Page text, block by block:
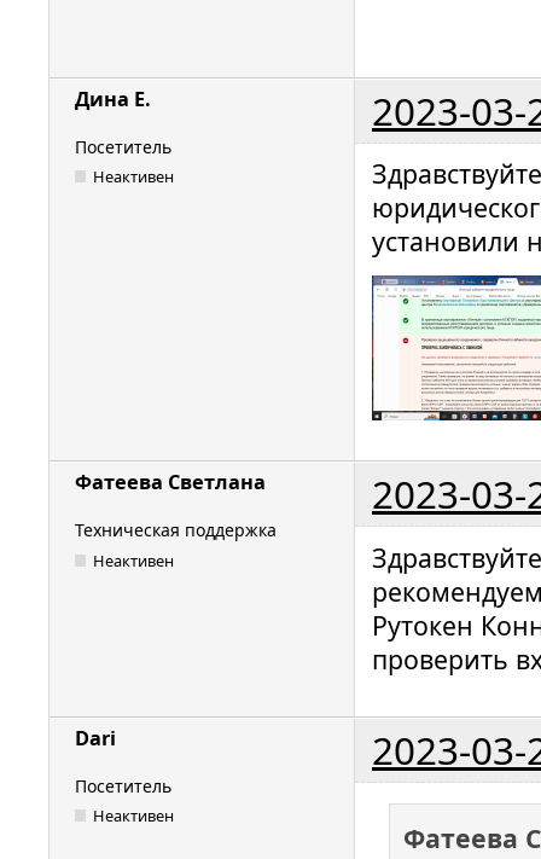
Дина Е. 2023-03-
Посетитель
Неактивен
установили
Фатеева Светлана 2023-03-
Техническая поддержка
Неактивен
Рутокен
проверить
Dari 2023-03-
Посетитель
Неактивен
Фатеева